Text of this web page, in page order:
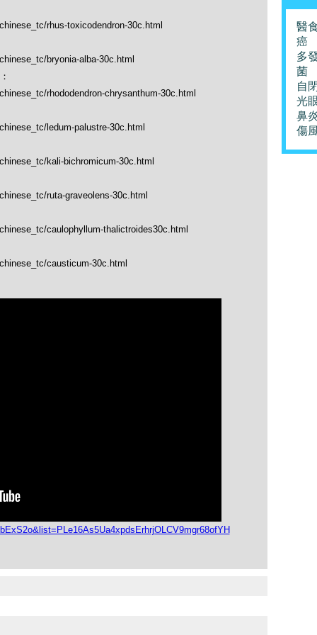
rhus-toxicodendron-30c.html
bryonia-alba-30c.html
：
rhododendron-chrysanthum-30c.html
ledum-palustre-30c.html
kali-bichromicum-30c.html
ruta-graveolens-30c.html
caulophyllum-thalictroides30c.html
causticum-30c.html
醫
癌
多
菌
自
光
鼻
傷